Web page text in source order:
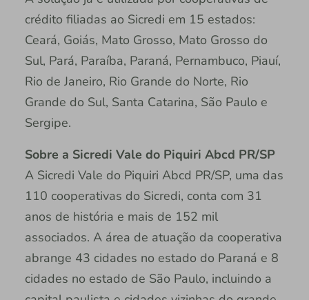
crédito filiadas ao Sicredi em 15 estados:
Ceará, Goiás, Mato Grosso, Mato Grosso do
Sul, Pará, Paraíba, Paraná, Pernambuco, Piauí,
Rio de Janeiro, Rio Grande do Norte, Rio
Grande do Sul, Santa Catarina, São Paulo e
Sergipe.
Sobre a Sicredi Vale do Piquiri Abcd PR/SP
A Sicredi Vale do Piquiri Abcd PR/SP, uma das
110 cooperativas do Sicredi, conta com 31
anos de história e mais de 152 mil
associados. A área de atuação da cooperativa
abrange 43 cidades no estado do Paraná e 8
cidades no estado de São Paulo, incluindo a